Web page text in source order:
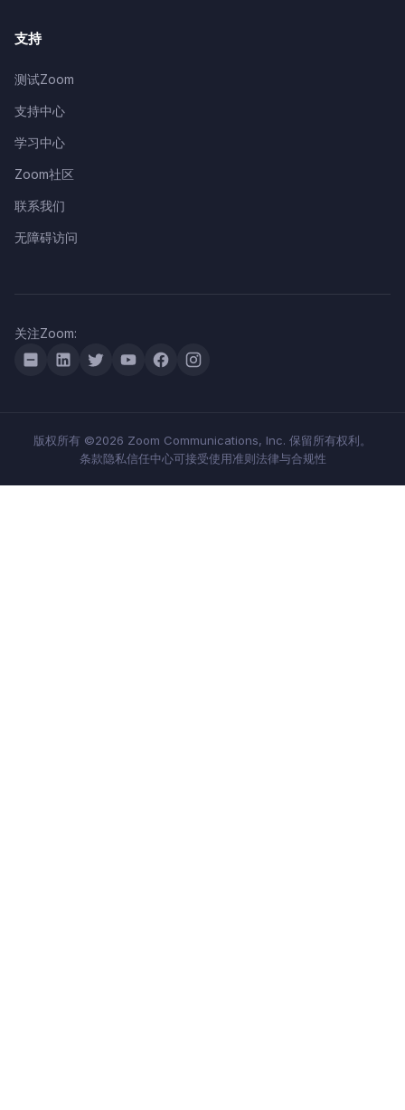
支持
测试Zoom
支持中心
学习中心
Zoom社区
联系我们
无障碍访问
关注Zoom:
版权所有 ©2026 Zoom Communications, Inc. 保留所有权利。
条款隐私信任中心可接受使用准则法律与合规性